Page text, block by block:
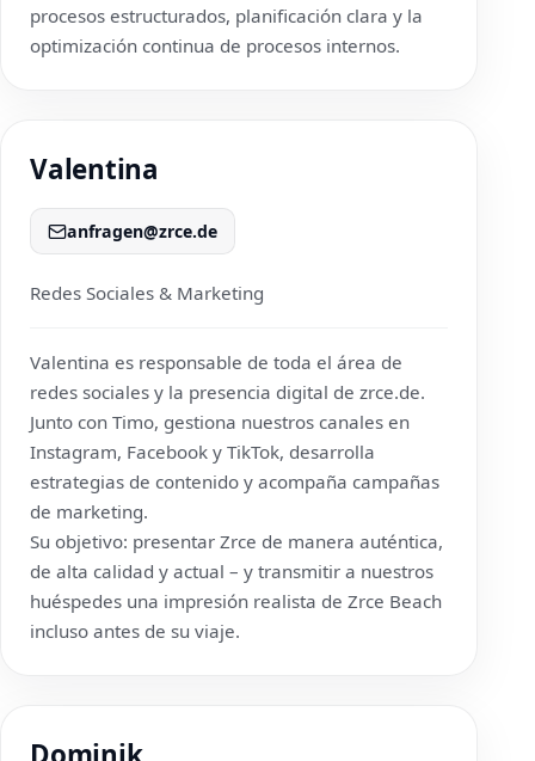
procesos estructurados, planificación clara y la
optimización continua de procesos internos.
Valentina
anfragen@zrce.de
Redes Sociales & Marketing
Valentina es responsable de toda el área de
redes sociales y la presencia digital de zrce.de.
Junto con Timo, gestiona nuestros canales en
Instagram, Facebook y TikTok, desarrolla
estrategias de contenido y acompaña campañas
de marketing.
Su objetivo: presentar Zrce de manera auténtica,
de alta calidad y actual – y transmitir a nuestros
huéspedes una impresión realista de Zrce Beach
incluso antes de su viaje.